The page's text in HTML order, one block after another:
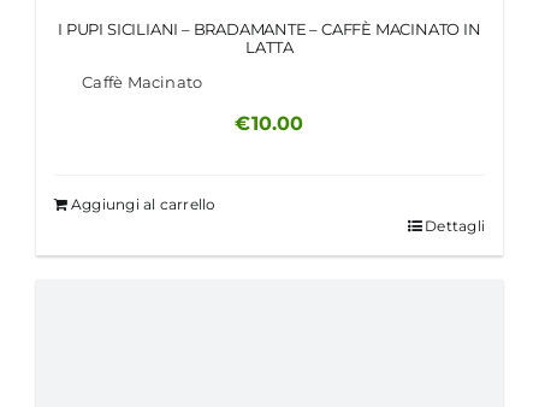
I PUPI SICILIANI – BRADAMANTE – CAFFÈ MACINATO IN
LATTA
Caffè Macinato
€10.00
Aggiungi al carrello
Dettagli